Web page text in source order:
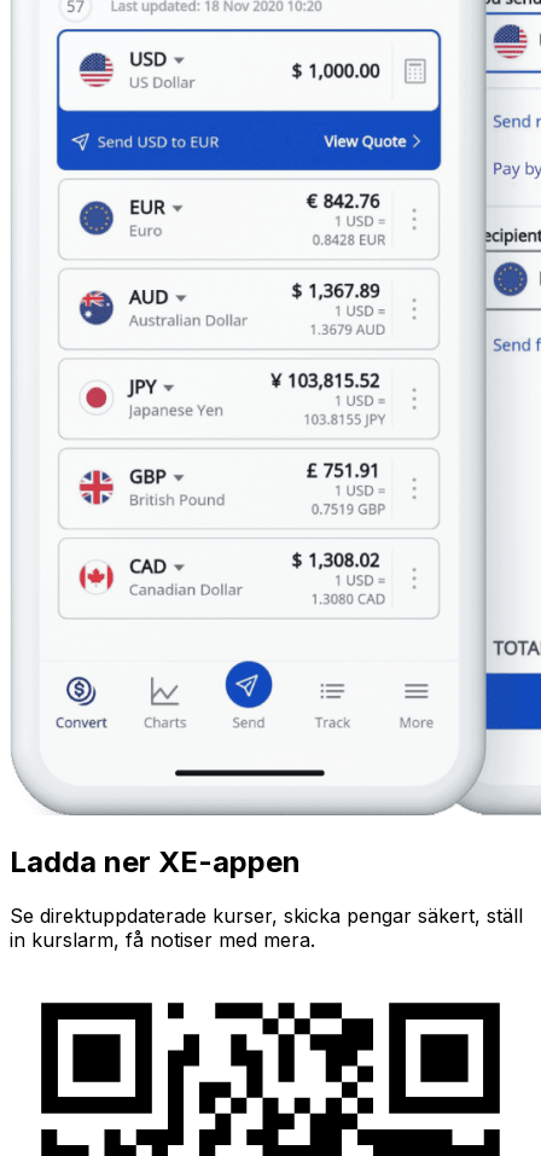
Ladda ner XE-appen
Se direktuppdaterade kurser, skicka pengar säkert, ställ
in kurslarm, få notiser med mera.